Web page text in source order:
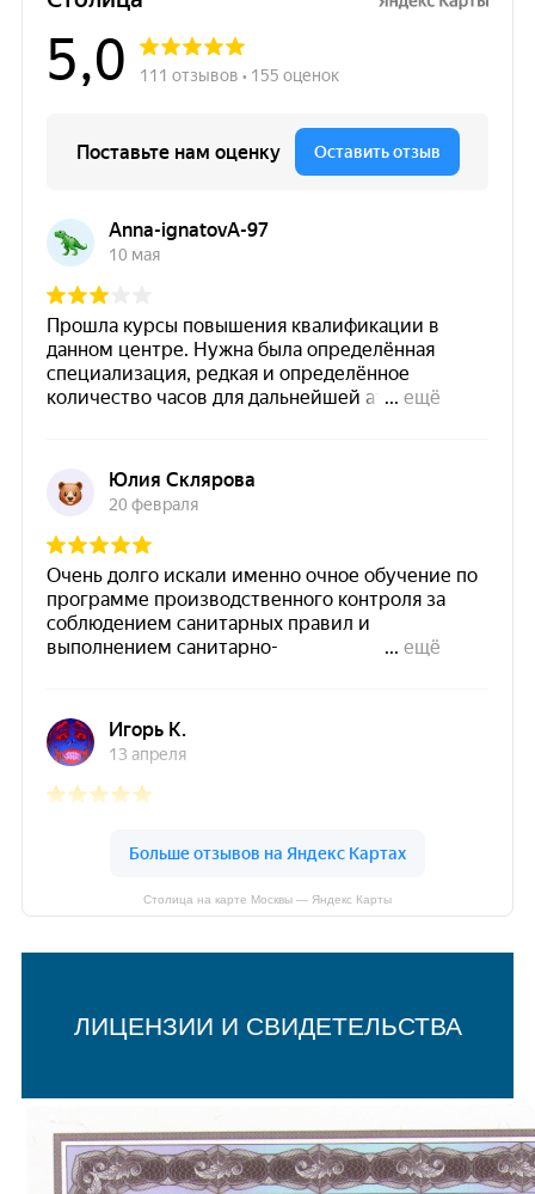
Столица на карте Москвы — Яндекс Карты
ЛИЦЕНЗИИ И СВИДЕТЕЛЬСТВА